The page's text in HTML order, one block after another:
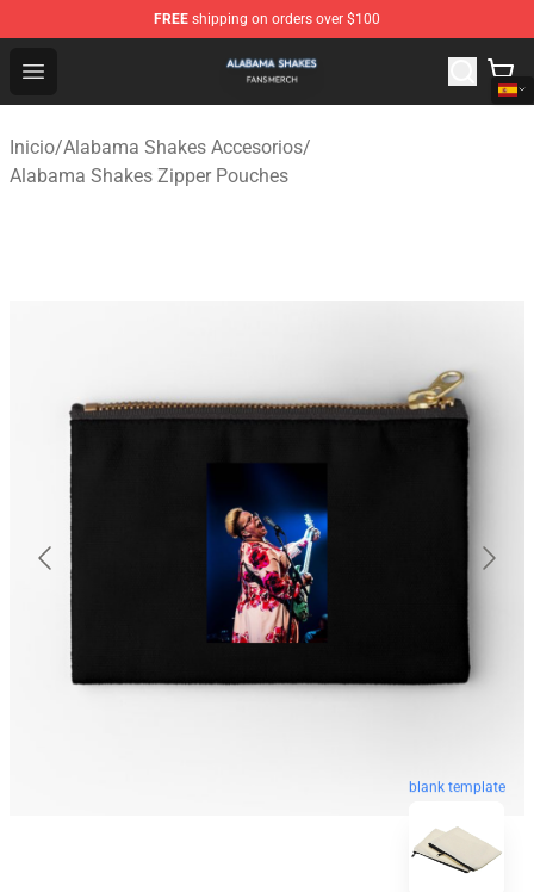
FREE shipping on orders over $100
Open menu
Alabama Shakes Shop - Official Alabama Shakes
Inicio/Alabama Shakes Accesorios/
Alabama Shakes Zipper Pouches
blank template